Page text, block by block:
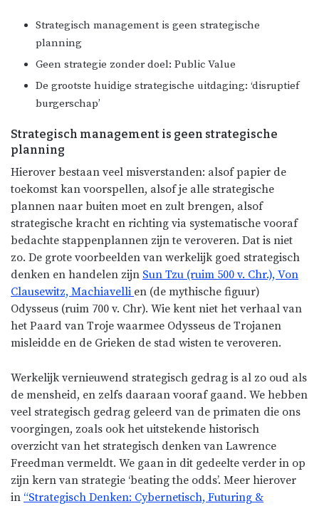
Strategisch management is geen strategische
planning
Geen strategie zonder doel: Public Value
De grootste huidige strategische uitdaging: ‘disruptief
burgerschap’
Strategisch management is geen strategische
planning
Hierover bestaan veel misverstanden: alsof papier de
toekomst kan voorspellen, alsof je alle strategische
plannen naar buiten moet en zult brengen, alsof
strategische kracht en richting via systematische vooraf
bedachte stappenplannen zijn te veroveren. Dat is niet
zo. De grote voorbeelden van werkelijk goed strategisch
denken en handelen zijn Sun Tzu (ruim 500 v. Chr.), Von
Clausewitz, Machiavelli en (de mythische figuur)
Odysseus (ruim 700 v. Chr). Wie kent niet het verhaal van
het Paard van Troje waarmee Odysseus de Trojanen
misleidde en de Grieken de stad wisten te veroveren.
Werkelijk vernieuwend strategisch gedrag is al zo oud als
de mensheid, en zelfs daaraan vooraf gaand. We hebben
veel strategisch gedrag geleerd van de primaten die ons
voorgingen, zoals ook het uitstekende historisch
overzicht van het strategisch denken van Lawrence
Freedman vermeldt. We gaan in dit gedeelte verder in op
zijn kern van strategie ‘beating the odds’. Meer hierover
in “Strategisch Denken: Cybernetisch, Futuring &